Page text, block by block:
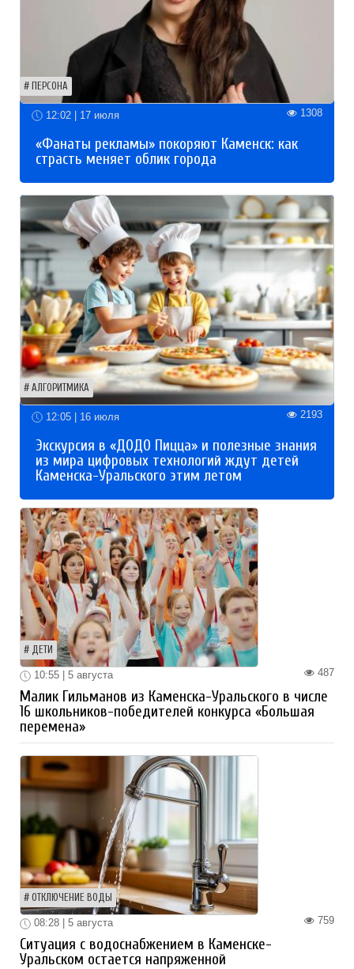
ПЕРСОНА
12:02 | 17 июля 1308
«Фанаты рекламы» покоряют Каменск: как
страсть меняет облик города
АЛГОРИТМИКА
12:05 | 16 июля 2193
Экскурсия в «ДОДО Пицца» и полезные знания
из мира цифровых технологий ждут детей
Каменска-Уральского этим летом
ДЕТИ
487
10:55 | 5 августа
Малик Гильманов из Каменска-Уральского в числе
16 школьников-победителей конкурса «Большая
перемена»
ОТКЛЮЧЕНИЕ ВОДЫ
759
08:28 | 5 августа
Ситуация с водоснабжением в Каменске-
Уральском остается напряженной